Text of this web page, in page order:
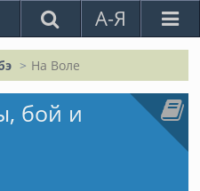
А-Я
На Воле
бой и